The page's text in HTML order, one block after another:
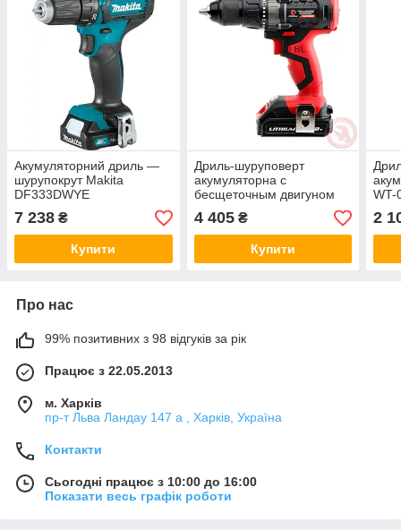
Акумуляторний дриль —
шурупокрут Makita
DF333DWYE
7 238 ₴
Купити
Дриль-шуруповерт
акумуляторна c
бесщеточным двигуном
INTERTOOL WT-0331
Товар за передоплатою
4 405₴
Купити
WT-
2
Про нас
99% позитивних з 98 відгуків за рік
Працює з 22.05.2013
м. Харків
пр-т Льва Ландау 147 а , Харків, Україна
Контакти
Сьогодні працює з 10:00 до 16:00
Показати весь графік роботи